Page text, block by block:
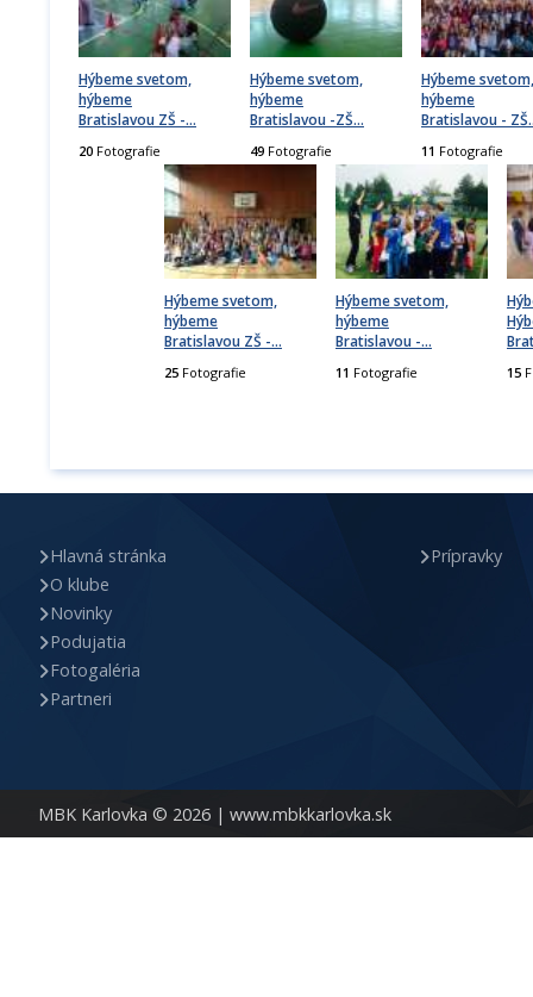
Hýbeme svetom,
hýbeme
Bratislavou ZŠ -…
20Fotografie
Hýbeme svetom,
hýbeme
Bratislavou -ZŠ…
49Fotografie
Hýbeme svetom,
hýbeme
Bratislavou - ZŠ
11 Fotografie
Hýbeme svetom,
hýbeme
Bratislavou ZŠ -…
25Fotografie
Hýbeme svetom,
hýbeme
Bratislavou -…
11 Fotografie 15
MBK Karlovka © 2026 | www.mbkkarlovka.sk
Hlavná stránka
O klube
Novinky
Podujatia
Fotogaléria
Partneri
Prípravky